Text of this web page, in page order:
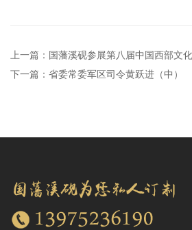
上一篇：国藩溪砚参展第八届中国西部文
下一篇：省委常委军区司令黄跃进（中）